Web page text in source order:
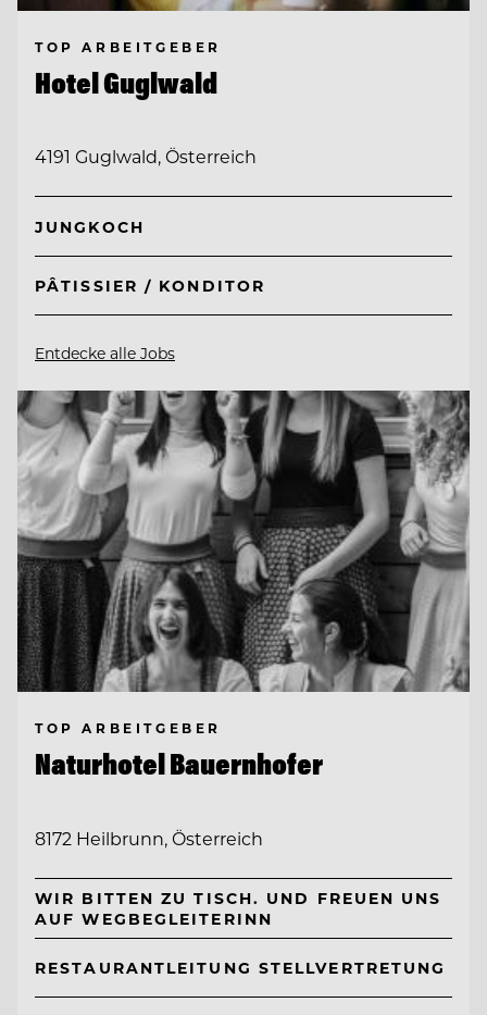
TOP ARBEITGEBER
Hotel Guglwald
4191 Guglwald, Österreich
JUNGKOCH
PÂTISSIER / KONDITOR
Entdecke alle Jobs
TOP ARBEITGEBER
Naturhotel Bauernhofer
8172 Heilbrunn, Österreich
WIR BITTEN ZU TISCH. UND FREUEN UNS
AUF WEGBEGLEITERINN
RESTAURANTLEITUNG STELLVERTRETUNG